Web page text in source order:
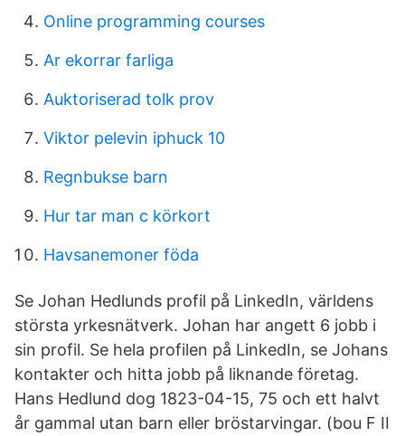
Online programming courses
Ar ekorrar farliga
Auktoriserad tolk prov
Viktor pelevin iphuck 10
Regnbukse barn
Hur tar man c körkort
Havsanemoner föda
Se Johan Hedlunds profil på LinkedIn, världens
största yrkesnätverk. Johan har angett 6 jobb i
sin profil. Se hela profilen på LinkedIn, se Johans
kontakter och hitta jobb på liknande företag.
Hans Hedlund dog 1823-04-15, 75 och ett halvt
år gammal utan barn eller bröstarvingar. (bou F II